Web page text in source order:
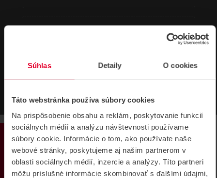
Súhlas Detaily O cookies
Táto webstránka používa súbory cookies
Na prispôsobenie obsahu a reklám, poskytovanie funkcií
sociálnych médií a analýzu návštevnosti používame
súbory cookie. Informácie o tom, ako používate naše
webové stránky, poskytujeme aj našim partnerom v
oblasti sociálnych médií, inzercie a analýzy. Títo partneri
môžu príslušné informácie skombinovať s ďalšími údajmi,
PRODUKTY
SÚVISIACE